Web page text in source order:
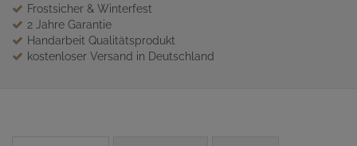
Frostsicher & Winterfest
2 Jahre Garantie
Handarbeit Qualitätsprodukt
kostenloser Versand in Deutschland